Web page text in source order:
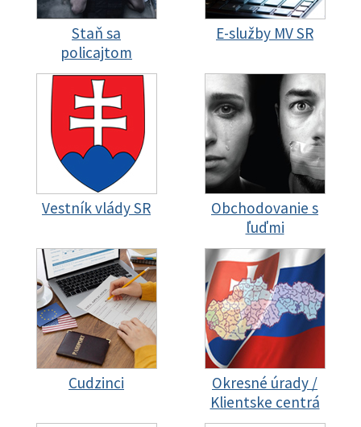
Staň sa
policajtom
E-služby MV SR
Vestník vlády SR
Obchodovanie s
ľuďmi
Cudzinci
Okresné úrady /
Klientske centrá